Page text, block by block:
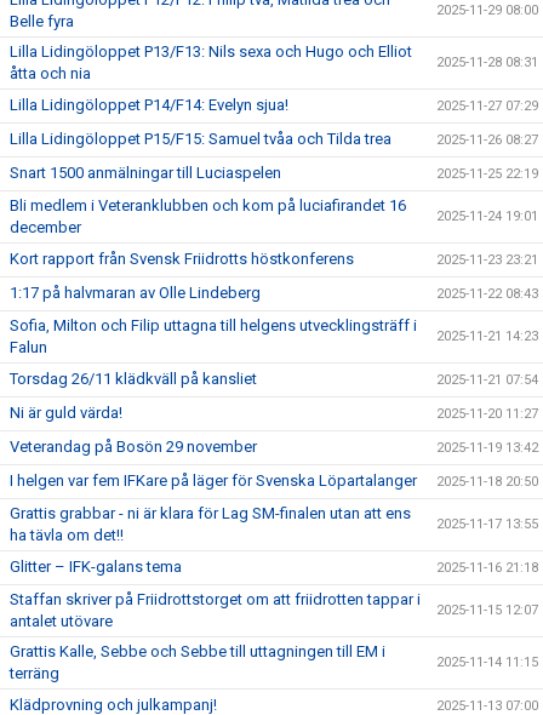
Belle fyra
2025-11-29 08:00
Lilla Lidingöloppet P13/F13: Nils sexa och Hugo och Elliot
åtta och nia
2025-11-28 08:31
Lilla Lidingöloppet P14/F14: Evelyn sjua! 2025-11-27 07:29
Lilla Lidingöloppet P15/F15: Samuel tvåa och Tilda trea 2025-11-26 08:27
Snart 1500 anmälningar till Luciaspelen 2025-11-25 22:19
Bli medlem i Veteranklubben och kom på luciafirandet 16
december
2025-11-24 19:01
Kort rapport från Svensk Friidrotts höstkonferens 2025-11-23 23:21
1:17 på halvmaran av Olle Lindeberg 2025-11-22 08:43
Sofia, Milton och Filip uttagna till helgens utvecklingsträff i
Falun
2025-11-21 14:23
Torsdag 26/11 klädkväll på kansliet 2025-11-21 07:54
Ni är guld värda! 2025-11-20 11:27
Veterandag på Bosön 29 november 2025-11-19 13:42
I helgen var fem IFKare på läger för Svenska Löpartalanger 2025-11-18 20:50
Grattis grabbar - ni är klara för Lag SM-finalen utan att ens
ha tävla om det!!
2025-11-17 13:55
Glitter – IFK-galans tema 2025-11-16 21:18
Staffan skriver på Friidrottstorget om att friidrotten tappar i
antalet utövare
2025-11-15 12:07
Grattis Kalle, Sebbe och Sebbe till uttagningen till EM i
terräng
2025-11-14 11:15
Klädprovning och julkampanj! 2025-11-13 07:00